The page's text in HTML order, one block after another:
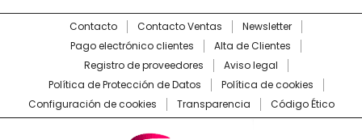
Contacto Contacto Ventas
Newsletter
Pago electrónico clientes
Alta de Clientes
Registro de proveedores
Aviso legal
Política de Protección de Datos
Política de cookies
Configuración de cookies
Transparencia Código Ético